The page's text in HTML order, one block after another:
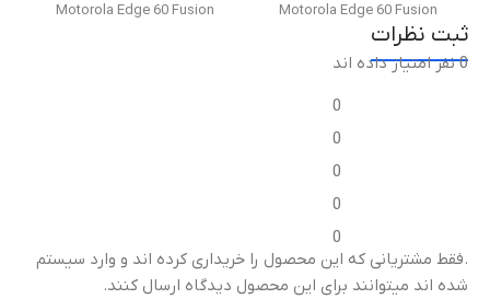
Motorola Edge 60 Fusion
نوع قطعه
فریم ال‌سی‌دی / قاب میانی
تعویض قاب میانی آسیب‌دیده
یا شکسته
Motorola Edge 60 Fusion
یا شکسته
ثبت نظرات
0 نفر امتیاز داده اند
0
0
0
0
0
.فقط مشتریانی که این محصول را خریداری کرده اند و وارد سیستم
شده اند میتوانند برای این محصول دیدگاه ارسال کنند.